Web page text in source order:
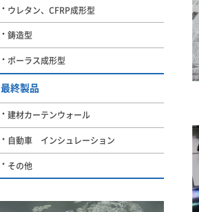
ウレタン、CFRP成形型
鋳造型
ポーラス成形型
最終製品
建材カーテンウォール
自動車 インシュレーション
その他